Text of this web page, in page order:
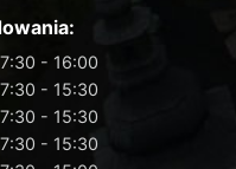
7:30 - 16:00
7:30 - 15:30
7:30 - 15:30
7:30 - 15:30